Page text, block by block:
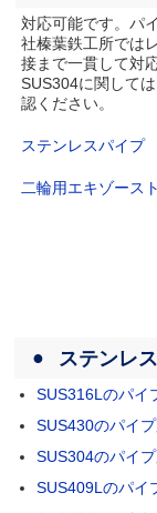
対応可能です。パ
社榛葉鉄工所では
接まで一貫して対
SUS304に関して
認ください。
ステンレスパイプ
二輪用エキゾース
ステンレ
SUS316Lのパイ
SUS430のパイ
SUS304のパイ
SUS409Lのパイ